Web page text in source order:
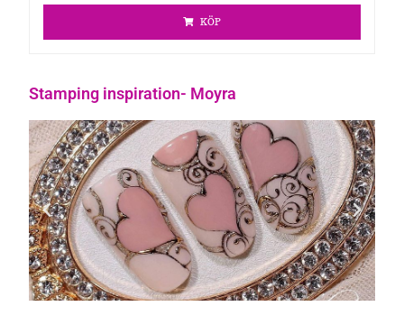
KÖP
Stamping inspiration- Moyra